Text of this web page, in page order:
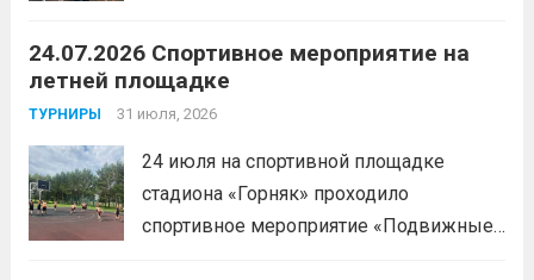
приняли участие в забеге и заняли
следующие призовые места:1 место —
Шабалин Максим, Щербунова Милана,
24.07.2026 Спортивное мероприятие на
летней площадке
ТУРНИРЫ 31 июля, 2026
24 июля на спортивной площадке
стадиона «Горняк» проходило
спортивное мероприятие «Подвижные